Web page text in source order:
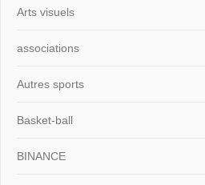
Arts visuels
associations
Autres sports
Basket-ball
BINANCE